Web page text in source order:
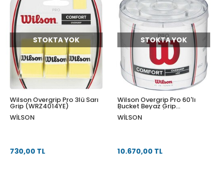
STOKTA YOK
Wilson Overgrip Pro 3lü Sarı
Grip (WRZ4014YE)
WILSON
730,00 TL
STOKTA YOK
Wilson Overgrip Pro 60'lı
Bucket Beyaz Grip
(WRZ4024WH)
WILSON
10.670,00 TL